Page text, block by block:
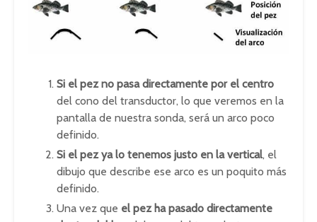
Si el pez no pasa directamente por el centro
del cono del transductor, lo que veremos en la
pantalla de nuestra sonda, será un arco poco
definido.
Si el pez ya lo tenemos justo en la vertical, el
dibujo que describe ese arco es un poquito más
definido.
Una vez que el pez ha pasado directamente